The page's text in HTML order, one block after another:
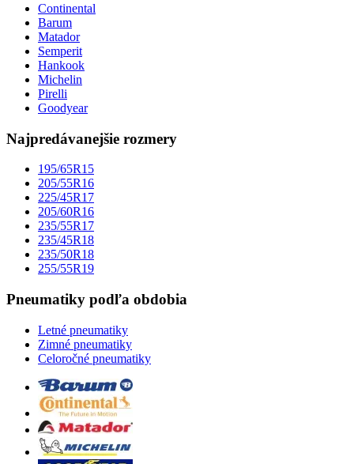
Continental
Barum
Matador
Semperit
Hankook
Michelin
Pirelli
Goodyear
Najpredávanejšie rozmery
195/65R15
205/55R16
225/45R17
205/60R16
235/55R17
235/45R18
235/50R18
255/55R19
Pneumatiky podľa obdobia
Letné pneumatiky
Zimné pneumatiky
Celoročné pneumatiky